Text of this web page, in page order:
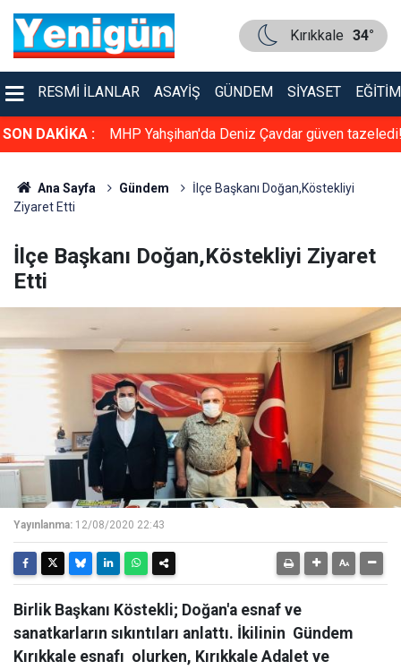
Kırıkkale 34°
RESMI İLANLAR ASAYIŞ GÜNDEM SIYASET EĞITIM
SON DAKİKA :
tazeledi! Konser gibi sünnet düğünü: Kırıkkale bu
Ana Sayfa Gündem
İlçe Başkanı Doğan,Köstekliyi
Ziyaret Etti
İlçe Başkanı Doğan,Köstekliyi Ziyaret
Etti
Yayınlanma: 12/08/2020 22:43
Birlik Başkanı Köstekli; Doğan'a esnaf ve
sanatkarların sıkıntıları anlattı. İkilinin Gündem
Kırıkkale esnafı olurken, Kırıkkale Adalet ve